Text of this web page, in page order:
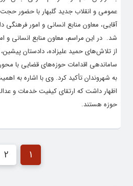
عمومی و انقلاب جدید گلبهار با حضور
آقایی، معاون منابع انسانی و امور
شد. ‌ در این مراسم، معاون منابع انسانی و
از تلاش‌های حمید علیزاده، دادستان
ساماندهی اقدامات حوزه‌های قضایی با
به شهروندان تأکید کرد. وی با اشاره به
اظهار داشت که ارتقای کیفیت خدمات و
حوزه هستند.
1
2